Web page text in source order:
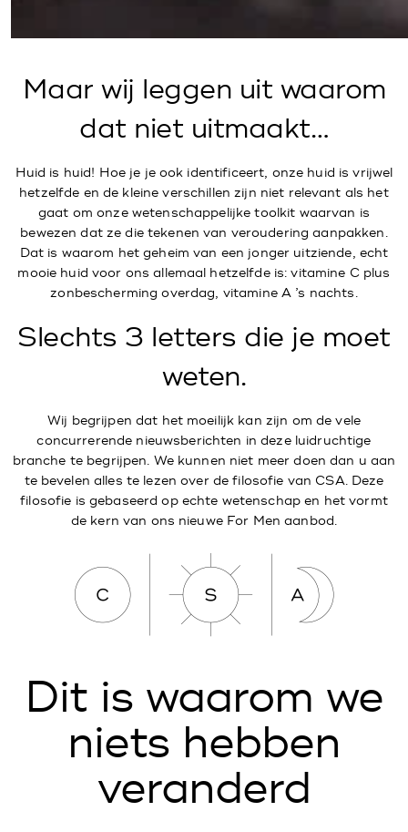
Maar wij leggen uit waarom
dat niet uitmaakt…
Huid is huid! Hoe je je ook identificeert, onze huid is vrijwel
hetzelfde en de kleine verschillen zijn niet relevant als het
gaat om onze wetenschappelijke toolkit waarvan is
bewezen dat ze die tekenen van veroudering aanpakken.
Dat is waarom het geheim van een jonger uitziende, echt
mooie huid voor ons allemaal hetzelfde is: vitamine C plus
zonbescherming overdag, vitamine A ’s nachts.
Slechts 3 letters die je moet
weten.
Wij begrijpen dat het moeilijk kan zijn om de vele
concurrerende nieuwsberichten in deze luidruchtige
branche te begrijpen. We kunnen niet meer doen dan u aan
te bevelen alles te lezen over de filosofie van CSA. Deze
filosofie is gebaseerd op echte wetenschap en het vormt
de kern van ons nieuwe For Men aanbod.
Dit is waarom we
niets hebben
veranderd